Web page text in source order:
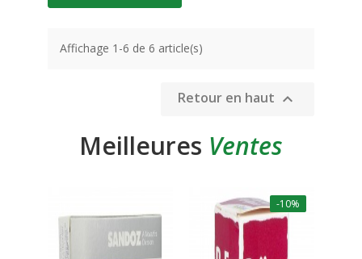
Affichage 1-6 de 6 article(s)
Retour en haut 
Meilleures Ventes
-10%